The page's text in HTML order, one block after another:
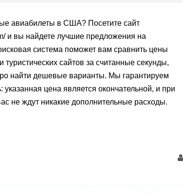
авиабилеты в США? Посетите сайт
и вы найдете лучшие предложения на
система поможет вам сравнить цены
туристических сайтов за считанные секунды,
найти дешевые варианты. Мы гарантируем
указанная цена является окончательной, и при
не ждут никакие дополнительные расходы.